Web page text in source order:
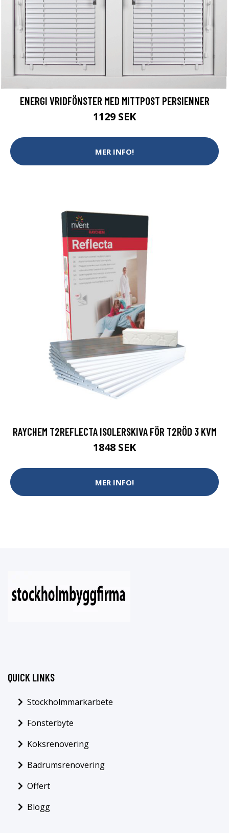
ENERGI VRIDFÖNSTER MED MITTPOST PERSIENNER
1129 SEK
MER INFO!
RAYCHEM T2REFLECTA ISOLERSKIVA FÖR T2RÖD 3 KVM
1848 SEK
MER INFO!
QUICK LINKS
Stockholmmarkarbete
Fonsterbyte
Koksrenovering
Badrumsrenovering
Offert
Blogg